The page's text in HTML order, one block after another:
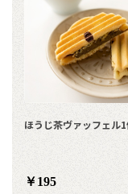
ほうじ茶ヴァッフェル1
￥195